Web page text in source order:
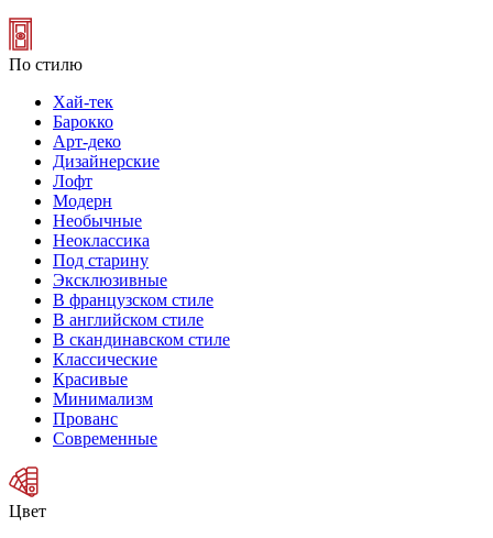
По стилю
Хай-тек
Барокко
Арт-деко
Дизайнерские
Лофт
Модерн
Необычные
Неоклассика
Под старину
Эксклюзивные
В французском стиле
В английском стиле
В скандинавском стиле
Классические
Красивые
Минимализм
Прованс
Современные
Цвет